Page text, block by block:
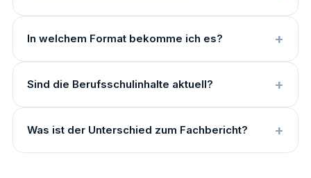
In welchem Format bekomme ich es?
Sind die Berufsschulinhalte aktuell?
Was ist der Unterschied zum Fachbericht?